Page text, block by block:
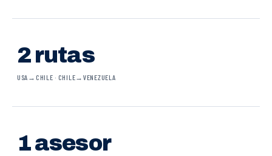
2 rutas
USA→CHILE · CHILE→VENEZUELA
1 asesor